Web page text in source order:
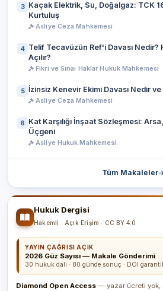
3 Kaçak Elektrik, Su, Doğalgaz: TCK
Kurtuluş
Asliye Ceza Mahkemesi
4 Telif Tecavüzün Ref'i Davası Nedir?
Açılır?
Fikri ve Sınai Haklar Hukuk Mahkemesi
5 İzinsiz Kenevir Ekimi Davası Nedir ve
Asliye Ceza Mahkemesi
6 Kat Karşılığı İnşaat Sözleşmesi:
Üçgeni
Asliye Hukuk Mahkemesi
Tüm Makaleler
Hukuk Dergisi
Hakemli · Açık Erişim · CC BY 4.0
YAYIN ÇAĞRISI AÇIK
2026 Güz Sayısı — Makale Gönderimi
30 hukuk dalı · 80 günde sonuç · DOI
Diamond Open Access — yazar ücreti yok,